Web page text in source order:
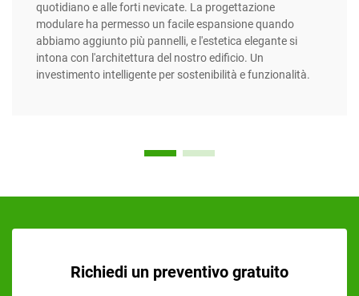
quotidiano e alle forti nevicate. La progettazione
modulare ha permesso un facile espansione quando
abbiamo aggiunto più pannelli, e l'estetica elegante si
intona con l'architettura del nostro edificio. Un
investimento intelligente per sostenibilità e funzionalità.
Richiedi un preventivo gratuito